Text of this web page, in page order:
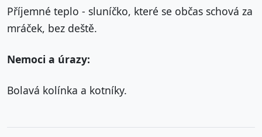
Příjemné teplo - sluníčko, které se občas schová za
mráček, bez deště.
Nemoci a úrazy:
Bolavá kolínka a kotníky.